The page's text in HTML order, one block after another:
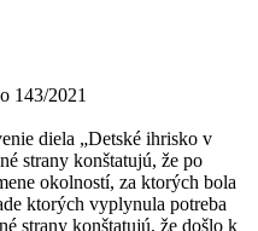
143/2021
diela „Detské ihrisko v
strany konštatujú, že po
okolností, za ktorých bola
ktorých vyplynula potreba
strany konštatujú, že došlo k